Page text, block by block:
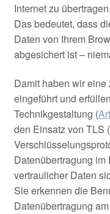
Internet zu übertragen.
Das bedeutet, dass
Daten von Ihrem
abgesichert ist –
Damit haben wir
eingeführt und
Technikgestaltung (
den Einsatz von TLS
Datenübertragung im
vertraulicher Daten
Sie erkennen die
Datenübertragung